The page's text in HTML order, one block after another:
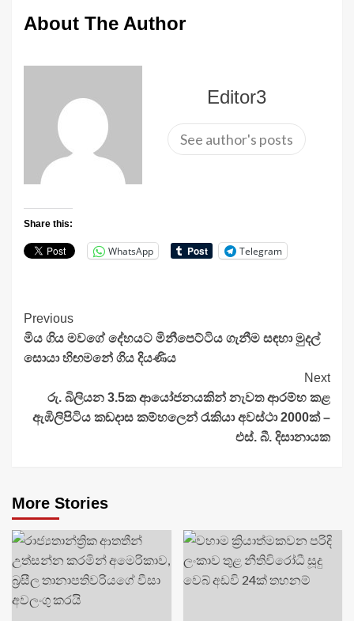
About The Author
Editor3
See author's posts
Share this:
WhatsApp Telegram
Continue
Reading
Previous
මිය ගිය මවගේ දේහයට මිනීපෙට්ටිය ගැනීම සඳහා මුදල්
සොයා හිඟමනේ ගිය දියණිය
Next
රු. බිලියන 3.5ක ආයෝජනයකින් නැවත ආරම්භ කළ
ඇඹිලිපිටිය කඩදාස කම්හලෙන් රැකියා අවස්ථා 2000ක් –
එස්. බී. දිසානායක
More Stories